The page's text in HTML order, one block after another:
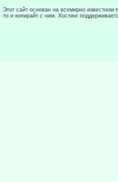
Этот сайт основан на всемирно известном
то и копирайт с ним. Хостинг